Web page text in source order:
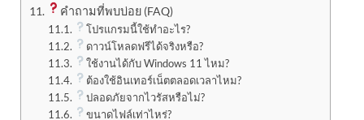
คำถามที่พบบ่อย (FAQ)
โปรแกรมนี้ใช้ทำอะไร?
ดาวน์โหลดฟรีได้จริงหรือ?
ใช้งานได้กับ Windows 11 ไหม?
ต้องใช้อินเทอร์เน็ตตลอดเวลาไหม?
ปลอดภัยจากไวรัสหรือไม่?
ขนาดไฟล์เท่าไหร่?